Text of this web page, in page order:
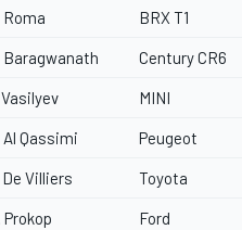
Roma BRX T1
Baragwanath Century CR6
Vasilyev MINI
Al Qassimi Peugeot
De Villiers Toyota
Prokop Ford